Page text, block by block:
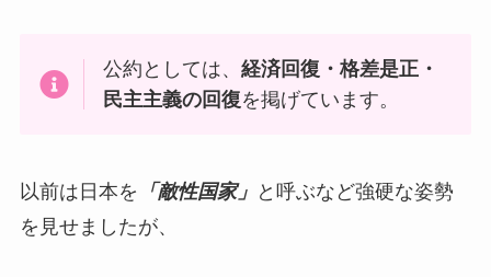
公約としては、経済回復・格差是正・
民主主義の回復を掲げています。
以前は日本を 「敵性国家」 と呼ぶなど強硬な姿勢
を見せましたが、